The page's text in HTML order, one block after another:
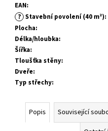
EAN:
? Stavební povolení (40 m²):
Plocha:
Délka/hloubka:
Šířka:
Tloušťka stěny:
Dveře:
Typ střechy:
Popis Související
35
400
Kč
Původně:
38
500
Kč